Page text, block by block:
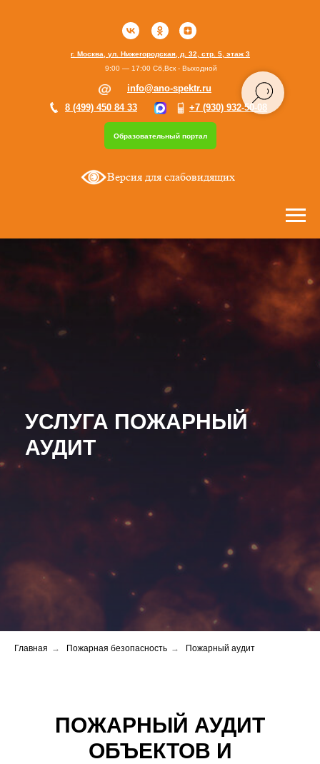
Образовательный портал
г. Москва, ул. Нижегородская, д. 32, стр. 5, этаж 3
+7 (930) 932-50-08
8 (499) 450 84 33
info@ano-spektr.ru
9:00 — 17:00 Сб,Вск - Выходной
Версия для слабовидящих
УСЛУГА ПОЖАРНЫЙ
АУДИТ
Главная → Пожарная безопасность → Пожарный аудит
ПОЖАРНЫЙ АУДИТ
ОБЪЕКТОВ И